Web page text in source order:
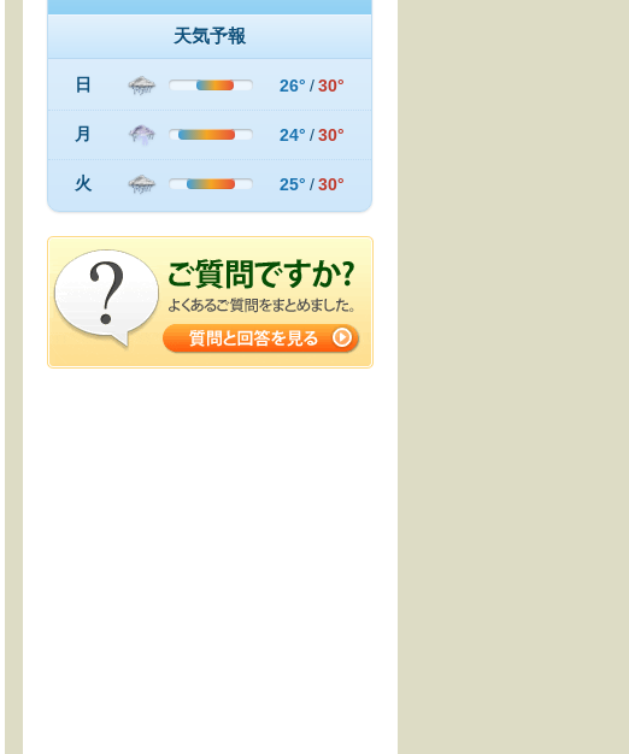
天気予報
日 26° /30°
月 24° /30°
火 25° /30°